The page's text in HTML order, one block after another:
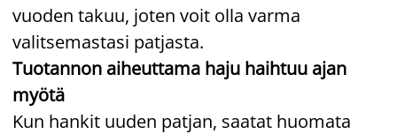
vuoden takuu, joten voit olla varma
valitsemastasi patjasta.
Tuotannon aiheuttama haju haihtuu ajan
myötä
Kun hankit uuden patjan, saatat huomata